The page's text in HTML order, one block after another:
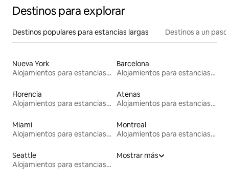
Destinos para explorar
Destinos populares para estancias largas Destinos a un
Nueva York
Alojamientos para estancias largas
Barcelona
Alojamientos para estancias largas
Florencia
Alojamientos para estancias largas
Atenas
Alojamientos para estancias largas
Miami
Alojamientos para estancias largas
Montreal
Alojamientos para estancias largas
Seattle
Alojamientos para estancias largas
Mostrar más